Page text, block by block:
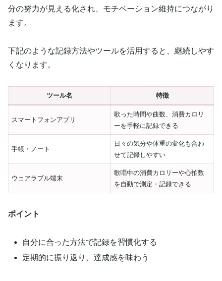
分の努力が見える化され、モチベーション維持につながり
ます。
下記のような記録方法やツールを活用すると、継続しやす
くなります。
ツール名 特徴
スマートフォンアプリ
歌った時間や曲数、消費カロリ
ーを手軽に記録できる
手帳・ノート
日々の気分や体重の変化も合わ
せて記録しやすい
ウェアラブル端末
歌唱中の消費カロリーや心拍数
を自動で測定・記録できる
ポイント
自分に合った方法で記録を習慣化する
定期的に振り返り、達成感を味わう